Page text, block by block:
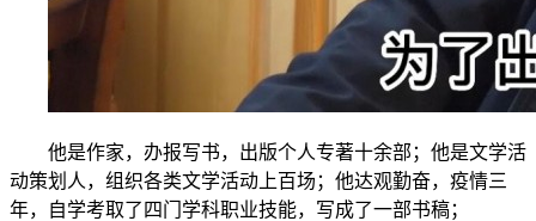
他是作家，办报写书，出版个人专著十余部；他是文学活
动策划人，组织各类文学活动上百场；他达观勤奋，疫情三
年，自学考取了四门学科职业技能，写成了一部书稿；